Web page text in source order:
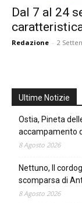
Dal 7 al 24
Redazione - 2
Ultime Notizie
Ostia, Pineta
accampamento
8 Agosto 2026
Nettuno, Il
scomparsa di
8 Agosto 2026